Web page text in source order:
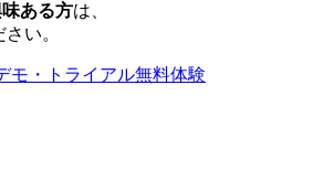
ある方は、
い。
モ・トライアル無料体験